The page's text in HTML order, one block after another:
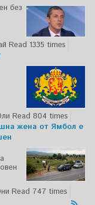
без
Read 1335 times
Read 804 times
жена от Ямбол е
Read 747 times